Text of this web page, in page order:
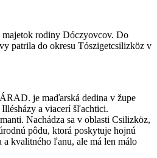
majetok rodiny Dóczyovcov. Do
patrila do okresu Tószigetcsilizköz v
. je maďarská dedina v župe
Illésházy a viacerí šľachtici.
. Nachádza sa v oblasti Csilizköz,
pôdu, ktorá poskytuje hojnú
a kvalitného ľanu, ale má len málo